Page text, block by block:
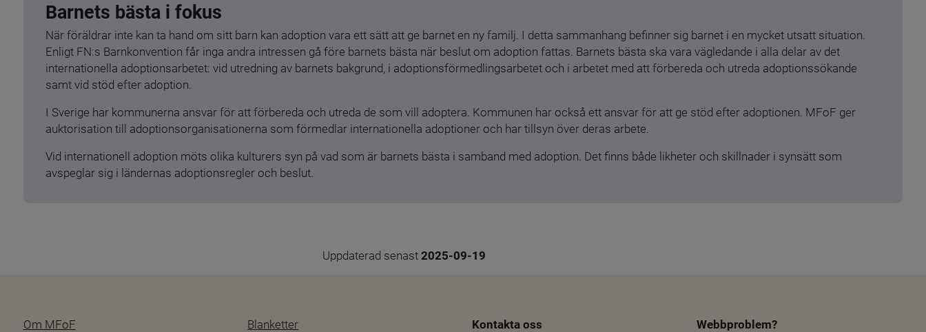
Barnets bästa i fokus
När föräldrar inte kan ta hand om sitt barn kan adoption vara ett sätt att ge barnet en ny familj. I detta sammanhang befinner sig barnet i en mycket utsatt situation.
Enligt FN:s Barnkonvention får inga andra intressen gå före barnets bästa när beslut om adoption fattas. Barnets bästa ska vara vägledande i alla delar av det
internationella adoptionsarbetet: vid utredning av barnets bakgrund, i adoptionsförmedlingsarbetet och i arbetet med att förbereda och utreda adoptionssökande
samt vid stöd efter adoption.
I Sverige har kommunerna ansvar för att förbereda och utreda de som vill adoptera. Kommunen har också ett ansvar för att ge stöd efter adoptionen. MFoF ger
auktorisation till adoptionsorganisationerna som förmedlar internationella adoptioner och har tillsyn över deras arbete.
Vid internationell adoption möts olika kulturers syn på vad som är barnets bästa i samband med adoption. Det finns både likheter och skillnader i synsätt som
avspeglar sig i ländernas adoptionsregler och beslut.
Uppdaterad senast 2025-09-19
Om MFoF Blanketter Kontakta oss Webbproblem?